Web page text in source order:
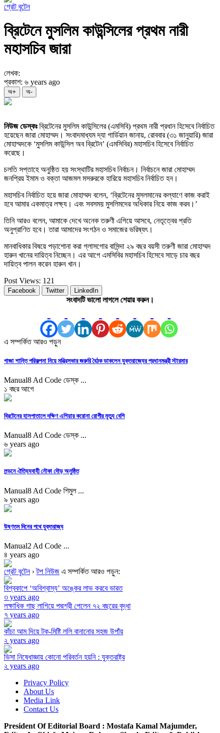
গ্রেট বৃটেন
ব্রিটেনে মুসলিম কাউন্সিলের প্রথম নারী
মহাসচিব জারা
লেখক:
প্রকাশ: ৬ years ago
অ+ অ-
নিউজ ডেস্কঃব্রিটেনের মুসলিম কাউন্সিলের (এমসিবি) প্রথম নারী প্রধান হিসেবে নির্বাচিত
হয়েছেন জারা মোহাম্মদ। সংবাদমাধ্যম দ্যা গার্ডিয়ান জানায়, রোববার (৩১ জানুয়ারি) জারা
মোহাম্মদকে ‘মুসলিম কাউন্সিল অব ব্রিটেন’ (এমসিবির) মহাসচিব হিসেবে নির্বাচিত
করেছে।
চলতি সপ্তাহে অনুষ্ঠিত হয় সংস্থাটির মহাসচিব নির্বাচন। নির্বাচনে জারা মোহাম্মদ
জনপ্রিয় ইমাম ও বক্তা আজমল মসরুরকে হারিয়ে মহাসচিব নির্বাচিত হন।
মহাসচিব নির্বাচিত হয়ে জারা মোহাম্মদ বলেন, ‘ব্রিটেনের মুসলমানের কল্যাণে কাজ করাই
হবে আমার একমাত্র লক্ষ্য। এবং সবসময় মুসলিমদের অধিকার নিয়ে কাজ করব।’
তিনি আরও বলেন, আমাকে দেখে অনেক তরুণী এগিয়ে আসবে, নেতৃত্বের প্রতি
অনুপ্রাণিত হবে। তারা আমাদের সংগঠন ও সমাজের ভরিষ্যৎ।
মানবাধিকার বিষয়ে পড়াশোনা করা গ্লাসগোর বাসিন্দা ২৯ বছর বয়সী তরুণী জারা মোহাম্মদ
হারুন খানের দায়িত্ব নিচ্ছেন। এর আগে এমসিবির মহাসচিব হিসেবে সাড়ে চার বছর
দায়িত্ব পালন করেন হারুন খান।
Post Views: 121
Facebook Twitter LinkedIn
সংবাদটি ভালো লাগলে শেয়ার করুন।
এ সম্পর্কিত আরও পড়ুন
গাজা শান্তি পরিকল্পনা নিয়ে মন্ত্রিসভার জরুরি বৈঠক ডাকলেন যুক্তরাজ্যের প্রধানমন্ত্রী স্টারমার
Manual8 Ad Code ডেস্ক ...
১ বছর আগে
ব্রিটেনের হাসপাতালে দক্ষিণ এশিয়ার করোনা রোগীর মৃত্যু বেশি
Manual8 Ad Code ডেস্ক ...
৬ years ago
লন্ডনে ঐতিহ্যবাহী নৌকা দৌড় অনুষ্ঠিত
Manual8 Ad Code শিমুল ...
৯ years ago
উষ্ণতম দিনের পথে যুক্তরাজ্য
Manual2 Ad Code ...
৪ years ago
গ্রেট বৃটেন›টপ নিউজ এ সম্পর্কিত আরও পড়ুন:
বিশ্বকাপে ‘অবিশ্বাস্য’ অঙ্কের লাভ করবে ভারত
৩ years ago
লক্ষাধিক গাছ লাগিয়ে পদ্মশ্রী পেলেন ৭২ বছরের বৃদ্ধা
৭ years ago
কাঁচা আম দিয়ে টক-মিষ্টি ললি বানানোর সহজ উপাঁয়
২ years ago
ভিসা নিষেধাজ্ঞায় কোনো পরিবর্তন হয়নি : যুক্তরাষ্ট্র
২ years ago
Privacy Policy
About Us
Media Link
Contact Us
President Of Editorial Board : Mostafa Kamal Majumder,